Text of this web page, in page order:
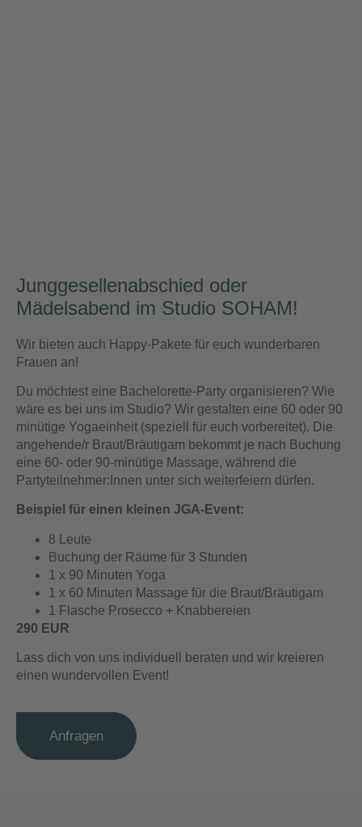
Junggesellenabschied oder
Mädelsabend im Studio SOHAM!
Wir bieten auch Happy-Pakete für euch wunderbaren
Frauen an!
Du möchtest eine Bachelorette-Party organisieren? Wie
wäre es bei uns im Studio? Wir gestalten eine 60 oder 90
minütige Yogaeinheit (speziell für euch vorbereitet). Die
angehende/r Braut/Bräutigam bekommt je nach Buchung
eine 60- oder 90-minütige Massage, während die
Partyteilnehmer:Innen unter sich weiterfeiern dürfen.
Beispiel für einen kleinen JGA-Event:
8 Leute
Buchung der Räume für 3 Stunden
1 x 90 Minuten Yoga
1 x 60 Minuten Massage für die Braut/Bräutigam
1 Flasche Prosecco + Knabbereien
290 EUR
Lass dich von uns individuell beraten und wir kreieren
einen wundervollen Event!
Anfragen